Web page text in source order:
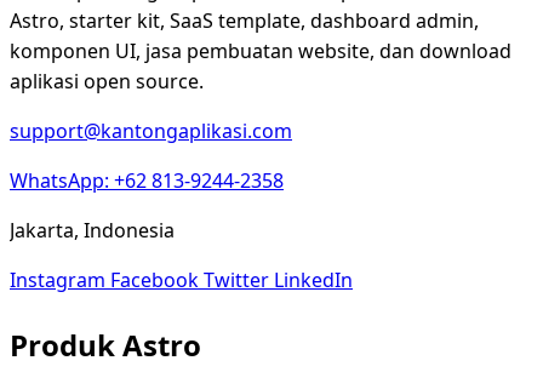
Astro, starter kit, SaaS template, dashboard admin,
komponen UI, jasa pembuatan website, dan download
aplikasi open source.
support@kantongaplikasi.com
WhatsApp: +62 813-9244-2358
Jakarta, Indonesia
Instagram FacebookTwitter LinkedIn
Produk Astro